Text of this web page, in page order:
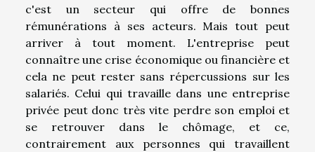
c'est un secteur qui offre de bonnes
rémunérations à ses acteurs. Mais tout peut
arriver à tout moment. L'entreprise peut
connaître une crise économique ou financière et
cela ne peut rester sans répercussions sur les
salariés. Celui qui travaille dans une entreprise
privée peut donc très vite perdre son emploi et
se retrouver dans le chômage, et ce,
contrairement aux personnes qui travaillent